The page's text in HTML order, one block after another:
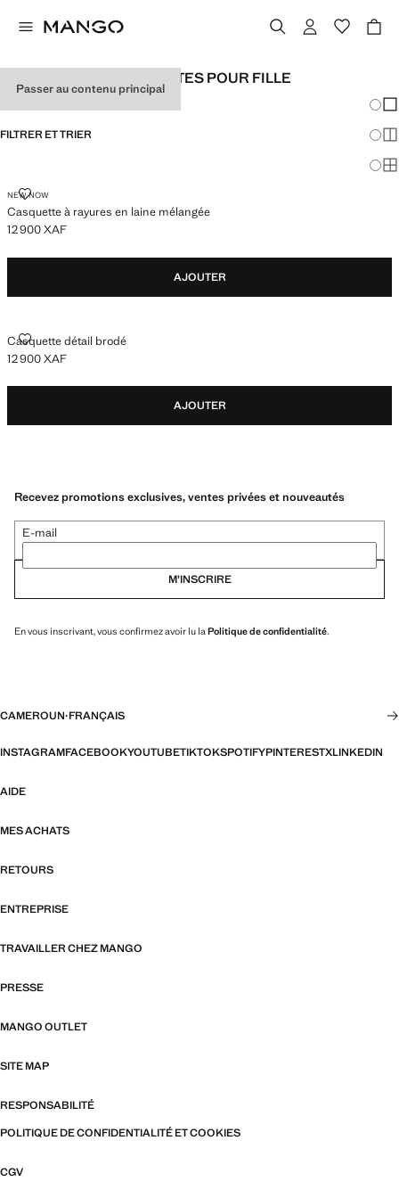
Passer au contenu principal
CHAPEAUX ET CASQUETTES POUR FILLE
FILTRER ET TRIER
NEW NOW
Casquette à rayures en laine mélangée
CASQUETTE À RAYURES EN LAINE MÉLANGÉE
Prix actuel [12 900 XAF ]
12 900 XAF
AJOUTER
Casquette détail brodé
CASQUETTE DÉTAIL BRODÉ
Prix actuel [12 900 XAF ]
12 900 XAF
AJOUTER
Recevez promotions exclusives, ventes privées et nouveautés
E-mail
M’INSCRIRE
En vous inscrivant, vous confirmez avoir lu la Politique de confidentialité.
CAMEROUN·FRANÇAIS
INSTAGRAMFACEBOOKYOUTUBETIKTOKSPOTIFYPINTERESTXLINKEDIN
AIDE
MES ACHATS
RETOURS
ENTREPRISE
TRAVAILLER CHEZ MANGO
PRESSE
MANGO OUTLET
SITE MAP
RESPONSABILITÉ
POLITIQUE DE CONFIDENTIALITÉ ET COOKIES
CGV